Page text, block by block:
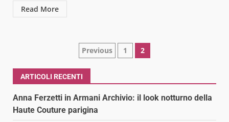
Read More
Paginazione
degli
articoli
Previous 1 2
ARTICOLI RECENTI
Anna Ferzetti in Armani Archivio: il look notturno della
Haute Couture parigina